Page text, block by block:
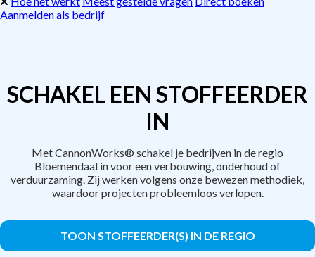
Aanmelden als bedrijf
SCHAKEL EEN STOFFEERDER
IN
Met CannonWorks® schakel je bedrijven in de regio
Bloemendaal in voor een verbouwing, onderhoud of
verduurzaming. Zij werken volgens onze bewezen methodiek,
waardoor projecten probleemloos verlopen.
TOON STOFFEERDER(S) IN DE REGIO